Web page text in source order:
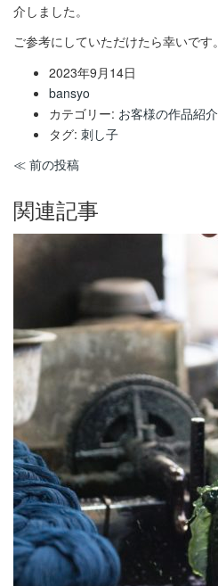
介しました。
ご参考にしていただけたら幸いです。
2023年9月14日
bansyo
カテゴリー: お客様の作品紹介
タグ: 刺し子
≪ 前の投稿
関連記事